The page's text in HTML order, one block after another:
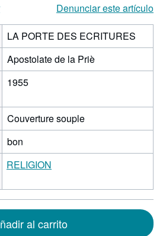
Denunciar este artículo
LA PORTE DES ECRITURES
Apostolate de la Priè
1955
Couverture souple
bon
RELIGION
al carrito